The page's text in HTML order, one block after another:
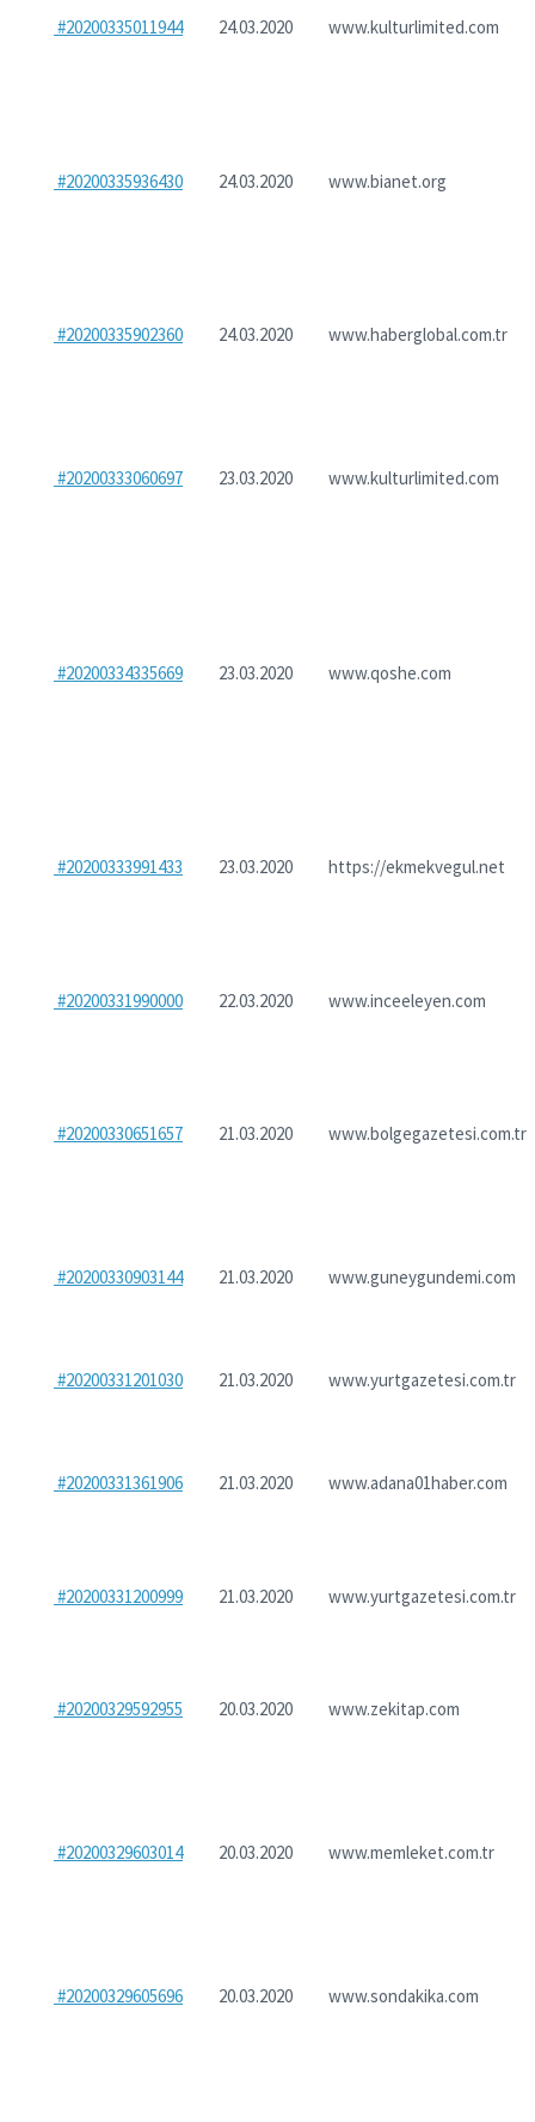
#20200335011944 24.03.2020 www.kulturlimited.com
#20200335936430 24.03.2020 www.bianet.org
#20200335902360 24.03.2020 www.haberglobal.com.tr
#20200333060697 23.03.2020 www.kulturlimited.com
#20200334335669 23.03.2020 www.qoshe.com
#20200333991433 23.03.2020 https://ekmekvegul.net
#20200331990000 22.03.2020 www.inceeleyen.com
#20200330651657 21.03.2020 www.bolgegazetesi.com.tr
#20200330903144 21.03.2020 www.guneygundemi.com
#20200331201030 21.03.2020 www.yurtgazetesi.com.tr
#20200331361906 21.03.2020 www.adana01haber.com
#20200331200999 21.03.2020 www.yurtgazetesi.com.tr
#20200329592955 20.03.2020 www.zekitap.com
#20200329603014 20.03.2020 www.memleket.com.tr
#20200329605696 20.03.2020 www.sondakika.com